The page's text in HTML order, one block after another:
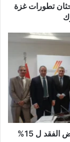
تطورات غزة
ل 15%